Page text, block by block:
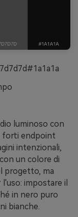
luminoso con
forti endpoint
intenzionali,
un colore di
progetto, ma
impostare il
in nero puro
bianche.